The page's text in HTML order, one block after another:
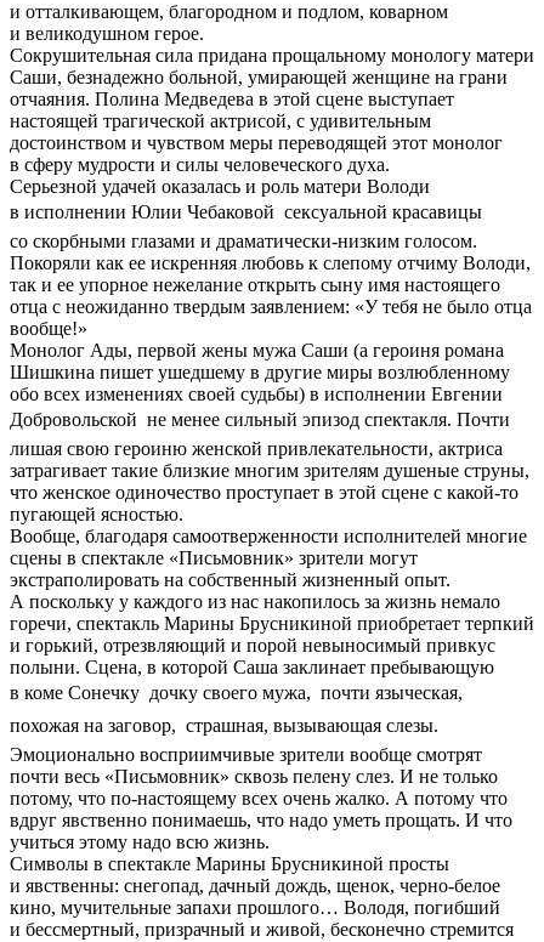
и отталкивающем, благородном и подлом, коварном
и великодушном герое.
Сокрушительная сила придана прощальному монологу матери
Саши, безнадежно больной, умирающей женщине на грани
отчаяния. Полина Медведева в этой сцене выступает
настоящей трагической актрисой, с удивительным
достоинством и чувством меры переводящей этот монолог
в сферу мудрости и силы человеческого духа.
Серьезной удачей оказалась и роль матери Володи
в исполнении Юлии Чебаковой  сексуальной красавицы
со скорбными глазами и драматически-низким голосом.
Покоряли как ее искренняя любовь к слепому отчиму Володи,
так и ее упорное нежелание открыть сыну имя настоящего
отца с неожиданно твердым заявлением: «У тебя не было отца
вообще!»
Монолог Ады, первой жены мужа Саши (а героиня романа
Шишкина пишет ушедшему в другие миры возлюбленному
обо всех изменениях своей судьбы) в исполнении Евгении
Добровольской  не менее сильный эпизод спектакля. Почти
лишая свою героиню женской привлекательности, актриса
затрагивает такие близкие многим зрителям душеные струны,
что женское одиночество проступает в этой сцене с какой-то
пугающей ясностью.
Вообще, благодаря самоотверженности исполнителей многие
сцены в спектакле «Письмовник» зрители могут
экстраполировать на собственный жизненный опыт.
А поскольку у каждого из нас накопилось за жизнь немало
горечи, спектакль Марины Брусникиной приобретает терпкий
и горький, отрезвляющий и порой невыносимый привкус
полыни. Сцена, в которой Саша заклинает пребывающую
в коме Сонечку  дочку своего мужа,  почти языческая,
похожая на заговор,  страшная, вызывающая слезы.
Эмоционально восприимчивые зрители вообще смотрят
почти весь «Письмовник» сквозь пелену слез. И не только
потому, что по-настоящему всех очень жалко. А потому что
вдруг явственно понимаешь, что надо уметь прощать. И что
учиться этому надо всю жизнь.
Символы в спектакле Марины Брусникиной просты
и явственны: снегопад, дачный дождь, щенок, черно-белое
кино, мучительные запахи прошлого… Володя, погибший
и бессмертный, призрачный и живой, бесконечно стремится